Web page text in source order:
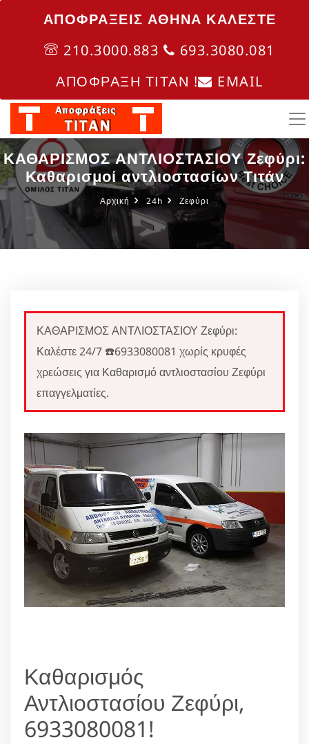
ΑΠΟΦΡΑΞΕΙΣ ΑΘΗΝΑ ΚΑΛΈΣΤΕ
210.3000.883
693.3080.081
ΑΠΟΦΡΑΞΗ ΤΙΤΑΝ !
EMAIL
ΚΑΘΑΡΙΣΜΟΣ ΑΝΤΛΙΟΣΤΑΣΙΟΥ Ζεφύρι:
Καθαρισμοί αντλιοστασίων Τιτάν
Αρχική 24h Ζεφύρι
ΚΑΘΑΡΙΣΜΟΣ ΑΝΤΛΙΟΣΤΑΣΙΟΥ Ζεφύρι:
Καλέστε 24/7 ☎️6933080081 χωρίς κρυφές
χρεώσεις για Καθαρισμό αντλιοστασίου Ζεφύρι
επαγγελματίες.
Καθαρισμός
Αντλιοστασίου Ζεφύρι,
6933080081!